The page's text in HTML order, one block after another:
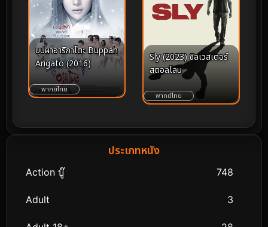
บุปผาอาริกาโตะ Buppah
Arigato (2016)
พากย์ไทย
Sly (2023) ซิลเวสเตอร์
สตอลโลน
พากย์ไทย
ประเภทหนัง
Action บู๊ 748
Adult 3